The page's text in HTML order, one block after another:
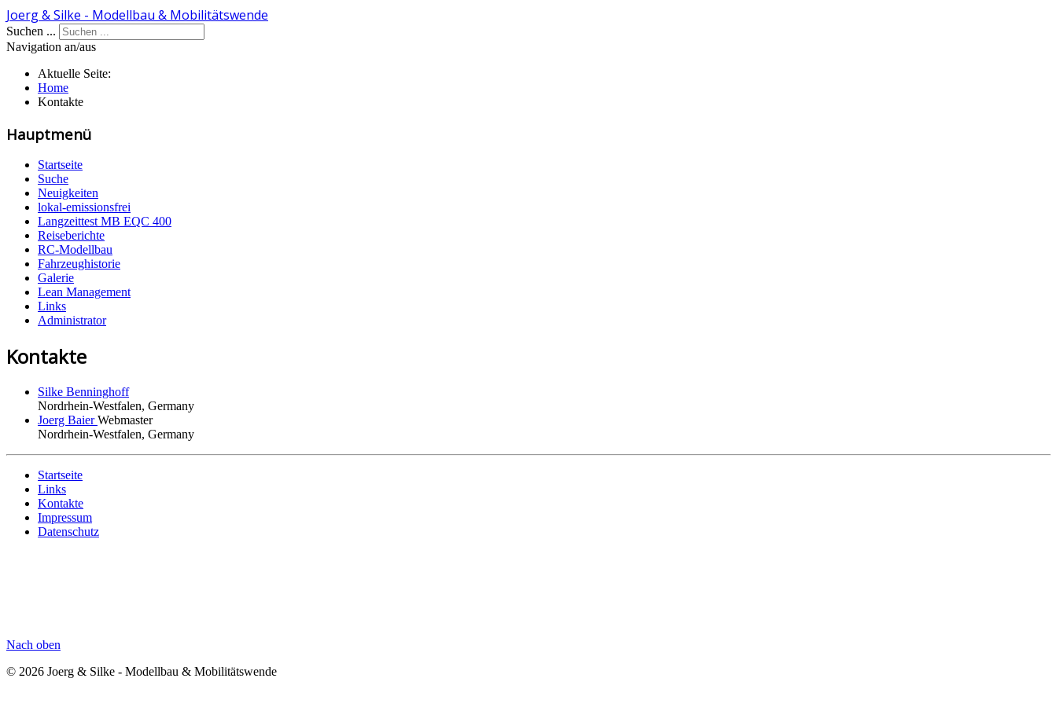
Joerg & Silke - Modellbau & Mobilitätswende
Suchen ...
Navigation an/aus
Aktuelle Seite:
Home
Kontakte
Hauptmenü
Startseite
Suche
Neuigkeiten
lokal-emissionsfrei
Langzeittest MB EQC 400
Reiseberichte
RC-Modellbau
Fahrzeughistorie
Galerie
Lean Management
Links
Administrator
Kontakte
Silke Benninghoff
Nordrhein-Westfalen, Germany
Joerg BaierWebmaster
Nordrhein-Westfalen, Germany
Startseite
Links
Kontakte
Impressum
Datenschutz
Nach oben
© 2026 Joerg & Silke - Modellbau & Mobilitätswende